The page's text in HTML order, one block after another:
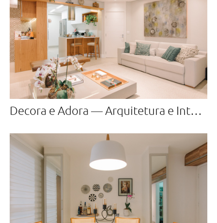
Decora e Adora — Arquitetura e Interiores